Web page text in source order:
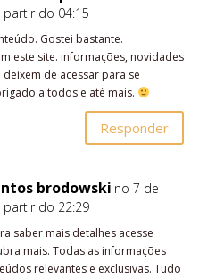
do 04:15
Gostei bastante.
este site. informações, novidades
de acessar para se
a todos e até mais.
Responder
brodowski no 7 de
do 22:29
saber mais detalhes acesse
mais. Todas as informações
relevantes e exclusivas. Tudo